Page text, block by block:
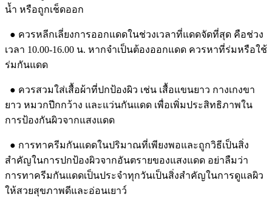
น้ำ หรือถูกเช็ดออก
● ควรหลีกเลี่ยงการออกแดดในช่วงเวลาที่แดดจัดที่สุด คือช่วง
เวลา 10.00-16.00 น. หากจำเป็นต้องออกแดด ควรหาที่ร่มหรือใช้
ร่มกันแดด
● ควรสวมใส่เสื้อผ้าที่ปกป้องผิว เช่น เสื้อแขนยาว กางเกงขา
ยาว หมวกปีกกว้าง และแว่นกันแดด เพื่อเพิ่มประสิทธิภาพใน
การป้องกันผิวจากแสงแดด
● การทาครีมกันแดดในปริมาณที่เพียงพอและถูกวิธีเป็นสิ่ง
สำคัญในการปกป้องผิวจากอันตรายของแสงแดด อย่าลืมว่า
การทาครีมกันแดดเป็นประจำทุกวันเป็นสิ่งสำคัญในการดูแลผิว
ให้สวยสุขภาพดีและอ่อนเยาว์